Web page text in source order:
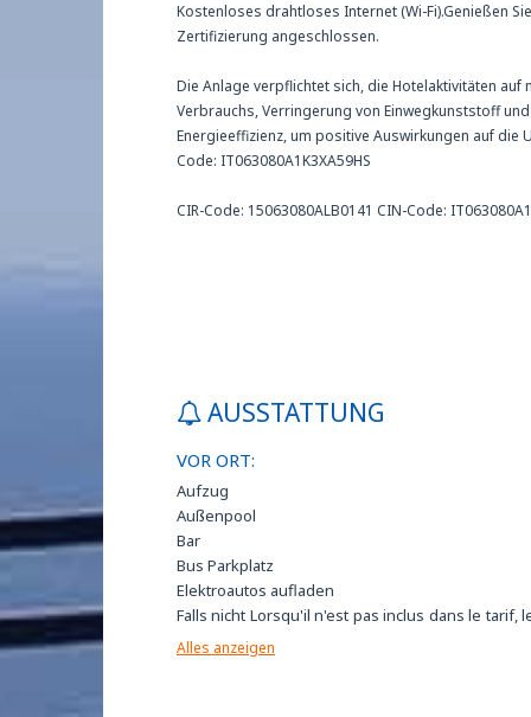
Kostenloses drahtloses Internet (Wi-Fi).Genießen
Zertifizierung angeschlossen.
Die Anlage verpflichtet sich, die Hotelaktivitäten
Verbrauchs, Verringerung von Einwegkunststoff
Energieeffizienz, um positive Auswirkungen auf die
Code: IT063080A1K3XA59HS
CIR-Code: 15063080ALB0141 CIN-Code:
AUSSTATTUNG
VOR ORT:
Aufzug
Außenpool
Bar
Bus Parkplatz
Elektroautos aufladen
Falls nicht Lorsqu'il n'est pas inclus dans le tarif,
déjeuner peut être acheté à l'hôtel pour 15
Alles anzeigen